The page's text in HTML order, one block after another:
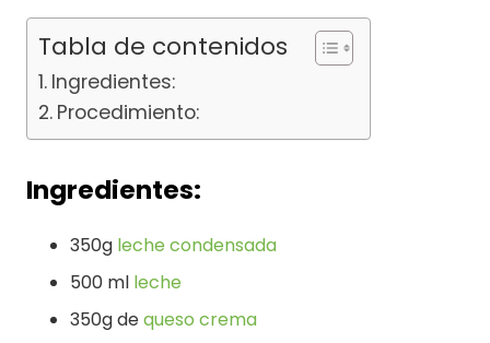
Tabla de contenidos
Ingredientes:
Procedimiento:
Ingredientes:
350g leche condensada
500 ml leche
350g dequeso crema